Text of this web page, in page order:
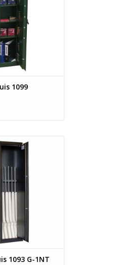
AAN WINKELWAGEN
1099
cm
voor 6 geweren
63 kg
AAN WINKELWAGEN
1093 G-1NT